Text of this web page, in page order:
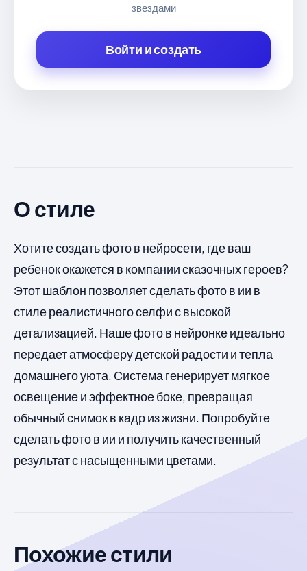
звездами
Войти и создать
О стиле
Хотите создать фото в нейросети, где ваш
ребенок окажется в компании сказочных героев?
Этот шаблон позволяет сделать фото в ии в
стиле реалистичного селфи с высокой
детализацией. Наше фото в нейронке идеально
передает атмосферу детской радости и тепла
домашнего уюта. Система генерирует мягкое
освещение и эффектное боке, превращая
обычный снимок в кадр из жизни. Попробуйте
сделать фото в ии и получить качественный
результат с насыщенными цветами.
Похожие стили